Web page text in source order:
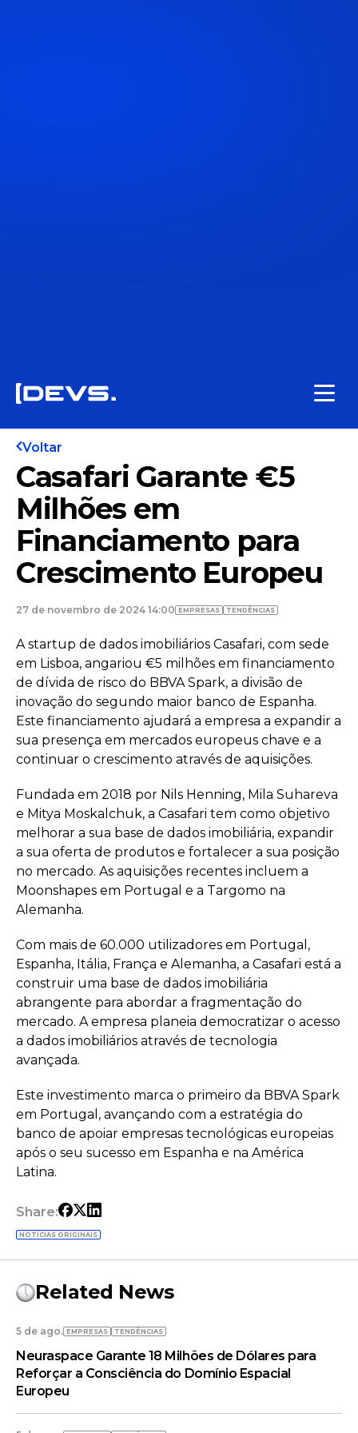
Voltar
Casafari Garante €5
Milhões em
Financiamento para
Crescimento Europeu
27 de novembro de 2024 14:00 EMPRESAS TENDÊNCIAS
A startup de dados imobiliários Casafari, com sede
em Lisboa, angariou €5 milhões em financiamento
de dívida de risco do BBVA Spark, a divisão de
inovação do segundo maior banco de Espanha.
Este financiamento ajudará a empresa a expandir a
sua presença em mercados europeus chave e a
continuar o crescimento através de aquisições.
Fundada em 2018 por Nils Henning, Mila Suhareva
e Mitya Moskalchuk, a Casafari tem como objetivo
melhorar a sua base de dados imobiliária, expandir
a sua oferta de produtos e fortalecer a sua posição
no mercado. As aquisições recentes incluem a
Moonshapes em Portugal e a Targomo na
Alemanha.
Com mais de 60.000 utilizadores em Portugal,
Espanha, Itália, França e Alemanha, a Casafari está a
construir uma base de dados imobiliária
abrangente para abordar a fragmentação do
mercado. A empresa planeia democratizar o acesso
a dados imobiliários através de tecnologia
avançada.
Este investimento marca o primeiro da BBVA Spark
em Portugal, avançando com a estratégia do
banco de apoiar empresas tecnológicas europeias
após o seu sucesso em Espanha e na América
Latina.
Share:
NOTÍCIAS ORIGINAIS
Related News
5 de ago. EMPRESAS TENDÊNCIAS
Neuraspace Garante 18 Milhões de Dólares para
Reforçar a Consciência do Domínio Espacial
Europeu